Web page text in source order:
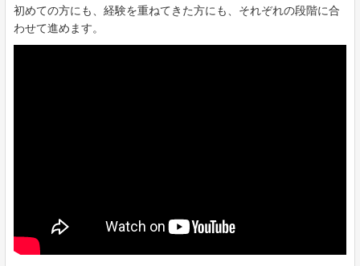
初めての方にも、経験を重ねてきた方にも、それぞれの段階に合
わせて進めます。